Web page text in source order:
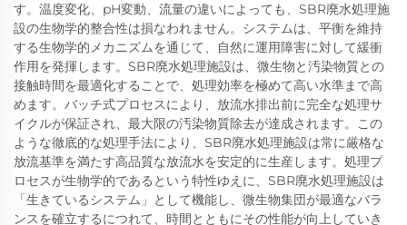
す。温度変化、pH変動、流量の違いによっても、SBR廃水処理施
設の生物学的整合性は損なわれません。システムは、平衡を維持
する生物学的メカニズムを通じて、自然に運用障害に対して緩衝
作用を発揮します。SBR廃水処理施設は、微生物と汚染物質との
接触時間を最適化することで、処理効率を極めて高い水準まで高
めます。バッチ式プロセスにより、放流水排出前に完全な処理サ
イクルが保証され、最大限の汚染物質除去が達成されます。この
ような徹底的な処理手法により、SBR廃水処理施設は常に厳格な
放流基準を満たす高品質な放流水を安定的に生産します。処理プ
ロセスが生物学的であるという特性ゆえに、SBR廃水処理施設は
「生きているシステム」として機能し、微生物集団が最適なバラ
ンスを確立するにつれて、時間とともにその性能が向上していき